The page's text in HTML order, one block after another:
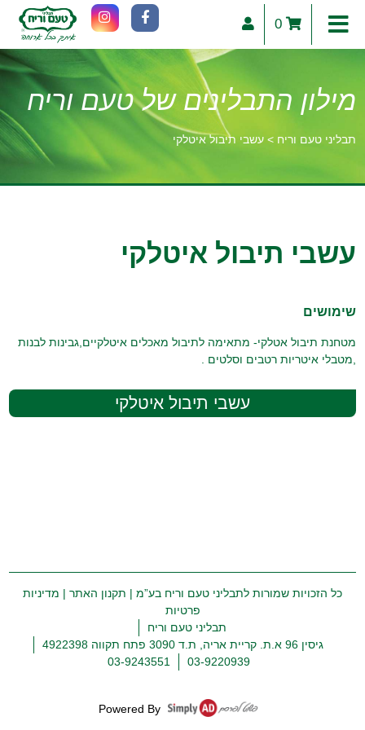
0
מילון התבלינים של טעם וריח
תבליני טעם וריח >עשבי תיבול איטלקי
עשבי תיבול איטלקי
שימושים
מטחנת תיבול אטלקי- מתאימה לתיבול מאכלים איטלקיים,גבינות לבנות
,מטבלי איטריות רטבים וסלטים .
עשבי תיבול איטלקי
כל הזכויות שמורות לתבליני טעם וריח בע”מ | תקנון האתר | מדיניות
פרטיות
תבליני טעם וריח
גיסין 96 א.ת. קריית אריה, ת.ד 3090 פתח תקווה 4922398
03-9220939
03-9243551
Powered By